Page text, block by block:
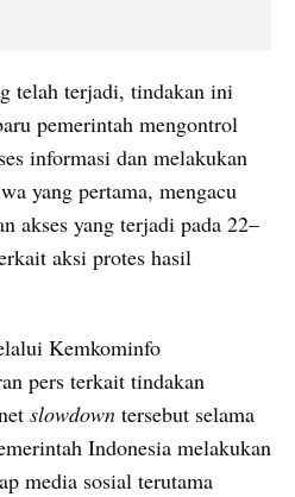
telah terjadi, tindakan ini
pemerintah mengontrol
informasi dan melakukan
yang pertama, mengacu
akses yang terjadi pada 22–
aksi protes hasil
Kemkominfo
slowdown tersebut selama
Indonesia melakukan
media sosial terutama